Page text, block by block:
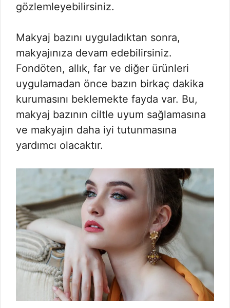
gözlemleyebilirsiniz.
Makyaj bazını uyguladıktan sonra,
makyajınıza devam edebilirsiniz.
Fondöten, allık, far ve diğer ürünleri
uygulamadan önce bazın birkaç dakika
kurumasını beklemekte fayda var. Bu,
makyaj bazının ciltle uyum sağlamasına
ve makyajın daha iyi tutunmasına
yardımcı olacaktır.